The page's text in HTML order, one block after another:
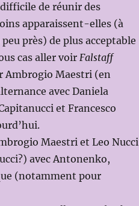
de réunir des
apparaissent-elles (à
près) de plus acceptable
cas aller voir Falstaff
Ambrogio Maestri (en
avec Daniela
et Francesco
Maestri et Leo Nucci
avec Antonenko,
(notamment pour